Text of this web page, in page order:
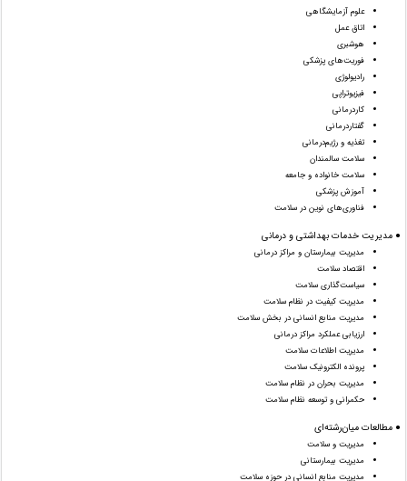
علوم آزمایشگاهی
اتاق عمل
هوشبری
فوریت‌های پزشکی
رادیولوژی
فیزیوتراپی
کاردرمانی
گفتاردرمانی
تغذیه و رژیم‌درمانی
سلامت سالمندان
سلامت خانواده و جامعه
آموزش پزشکی
فناوری‌های نوین در سلامت
● مدیریت خدمات بهداشتی و درمانی
مدیریت بیمارستان و مراکز درمانی
اقتصاد سلامت
سیاست‌گذاری سلامت
مدیریت کیفیت در نظام سلامت
مدیریت منابع انسانی در بخش سلامت
ارزیابی عملکرد مراکز درمانی
مدیریت اطلاعات سلامت
پرونده الکترونیک سلامت
مدیریت بحران در نظام سلامت
حکمرانی و توسعه نظام سلامت
● مطالعات میان‌رشته‌ای
مدیریت و سلامت
مدیریت بیمارستانی
مدیریت منابع انسانی در حوزه سلامت